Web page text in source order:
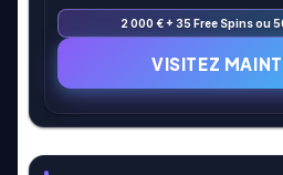
2 000 € + 35 Free Spins ou
VISITEZ